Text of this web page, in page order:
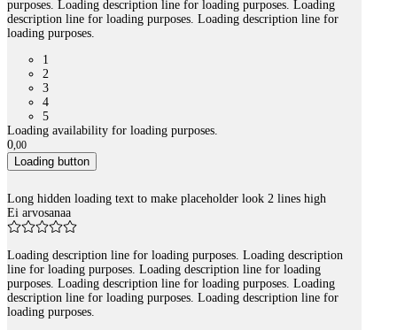
purposes. Loading description line for loading purposes. Loading
description line for loading purposes. Loading description line for
loading purposes.
1
2
3
4
5
Loading availability for loading purposes.
0 00
Loading button
Long hidden loading text to make placeholder look 2 lines high
Ei arvosanaa
Loading description line for loading purposes. Loading description
line for loading purposes. Loading description line for loading
purposes. Loading description line for loading purposes. Loading
description line for loading purposes. Loading description line for
loading purposes.